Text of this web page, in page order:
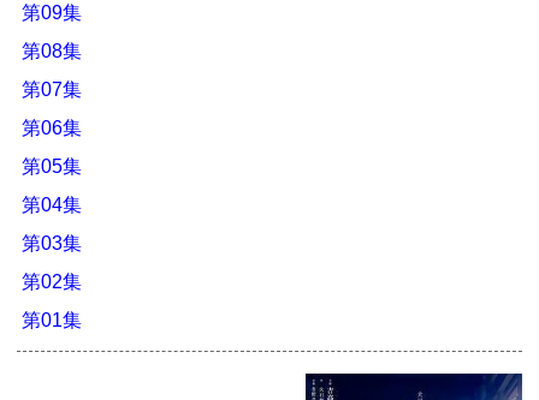
第09集
第08集
第07集
第06集
第05集
第04集
第03集
第02集
第01集